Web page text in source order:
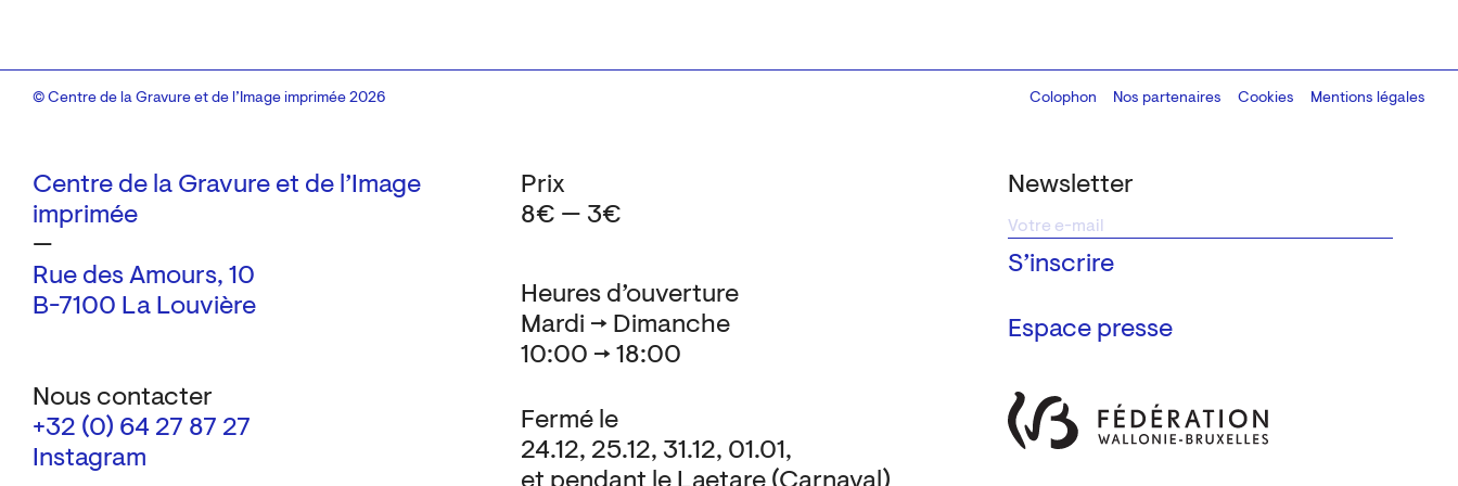
Centre de la Gravure et de l’Image
imprimée
—
Rue des Amours, 10
B-7100 La Louvière
Nous contacter
+32 (0) 64 27 87 27
Instagram
Newsletter
Espace presse
Heures d’ouverture
Mardi → Dimanche
10:00 → 18:00
Fermé le
24.12, 25.12, 31.12, 01.01,
Prix
8€ — 3€
© Centre de la Gravure et de l’Image imprimée 2026 Colophon
Design:Marcel Kaczmarek, code:8080.studio
Nos partenaires Cookies Mentions légales